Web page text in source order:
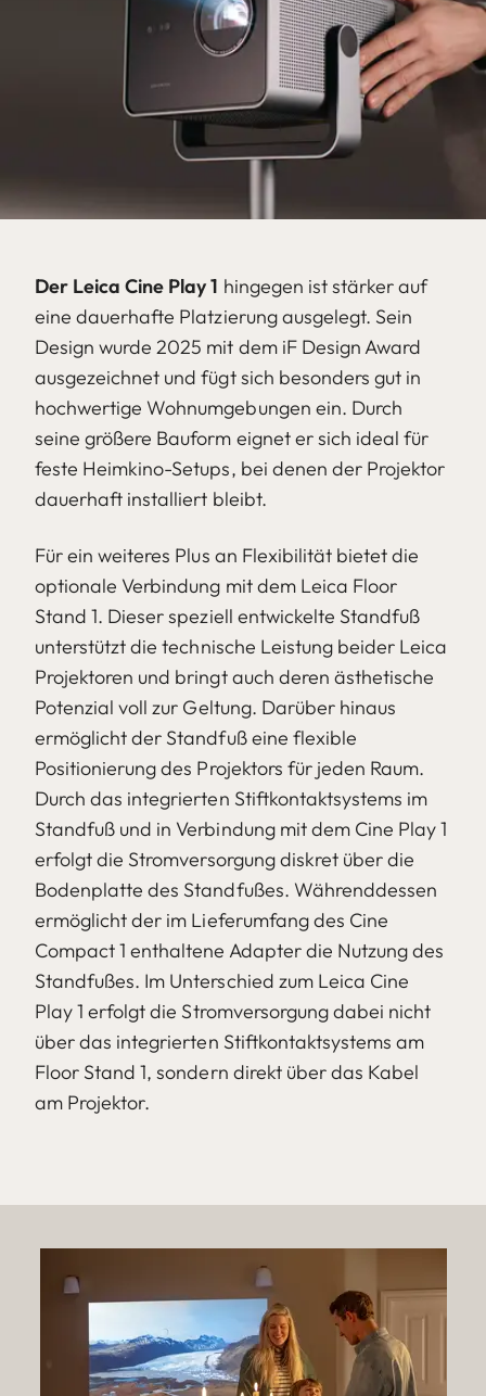
Der Leica Cine Play 1 hingegen ist stärker auf
eine dauerhafte Platzierung ausgelegt. Sein
Design wurde 2025 mit dem iF Design Award
ausgezeichnet und fügt sich besonders gut in
hochwertige Wohnumgebungen ein. Durch
seine größere Bauform eignet er sich ideal für
feste Heimkino-Setups, bei denen der Projektor
dauerhaft installiert bleibt.
Für ein weiteres Plus an Flexibilität bietet die
optionale Verbindung mit dem Leica Floor
Stand 1. Dieser speziell entwickelte Standfuß
unterstützt die technische Leistung beider Leica
Projektoren und bringt auch deren ästhetische
Potenzial voll zur Geltung. Darüber hinaus
ermöglicht der Standfuß eine flexible
Positionierung des Projektors für jeden Raum.
Durch das integrierten Stiftkontaktsystems im
Standfuß und in Verbindung mit dem Cine Play 1
erfolgt die Stromversorgung diskret über die
Bodenplatte des Standfußes. Währenddessen
ermöglicht der im Lieferumfang des Cine
Compact 1 enthaltene Adapter die Nutzung des
Standfußes. Im Unterschied zum Leica Cine
Play 1 erfolgt die Stromversorgung dabei nicht
über das integrierten Stiftkontaktsystems am
Floor Stand 1, sondern direkt über das Kabel
am Projektor.